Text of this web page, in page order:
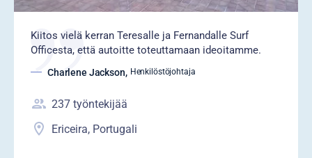
Kiitos vielä kerran Teresalle ja Fernandalle Surf
Officesta, että autoitte toteuttamaan ideoitamme.
Charlene Jackson, Henkilöstöjohtaja
237 työntekijää
Ericeira, Portugali